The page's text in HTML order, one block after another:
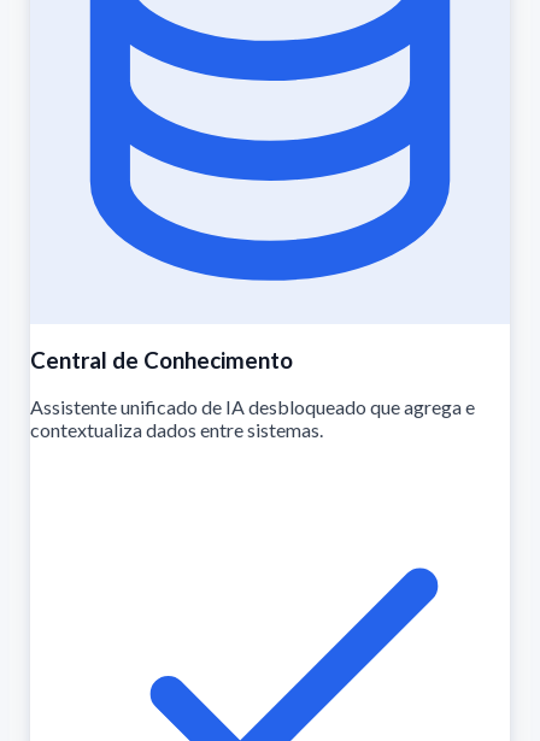
Central de Conhecimento
Assistente unificado de IA desbloqueado que agrega e
contextualiza dados entre sistemas.